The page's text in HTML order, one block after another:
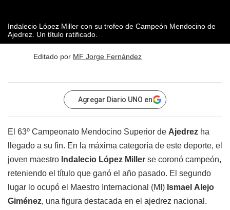
Indalecio López Miller con su trofeo de Campeón Mendocino de
Ajedrez. Un título ratificado.
Editado por MF Jorge Fernández
Agregar Diario UNO en
El 63º Campeonato Mendocino Superior de Ajedrez ha
llegado a su fin. En la máxima categoría de este deporte, el
joven maestro Indalecio López Miller se coronó campeón,
reteniendo el título que ganó el año pasado. El segundo
lugar lo ocupó el Maestro Internacional (MI) Ismael Alejo
Giménez, una figura destacada en el ajedrez nacional.